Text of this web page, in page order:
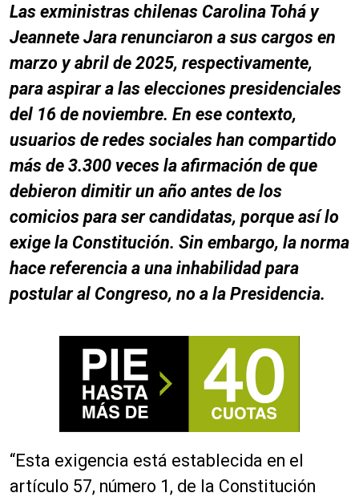
Las exministras chilenas Carolina Tohá y
Jeannete Jara renunciaron a sus cargos en
marzo y abril de 2025, respectivamente,
para aspirar a las elecciones presidenciales
del 16 de noviembre. En ese contexto,
usuarios de redes sociales han compartido
más de 3.300 veces la afirmación de que
debieron dimitir un año antes de los
comicios para ser candidatas, porque así lo
exige la Constitución. Sin embargo, la norma
hace referencia a una inhabilidad para
postular al Congreso, no a la Presidencia.
“Esta exigencia está establecida en el
artículo 57, número 1, de la Constitución